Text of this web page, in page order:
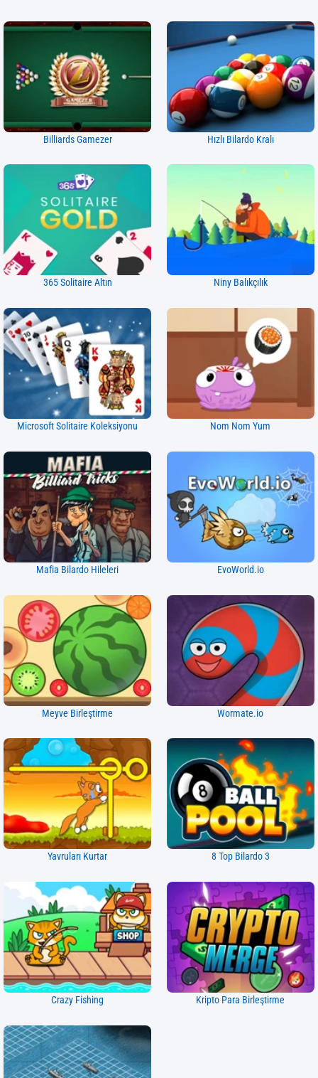
Billiards Gamezer Hızlı Bilardo Kralı
365 Solitaire Altın Niny Balıkçılık
Microsoft Solitaire Koleksiyonu Nom Nom Yum
Mafia Bilardo Hileleri EvoWorld.io
Meyve Birleştirme Wormate.io
Yavruları Kurtar 8 Top Bilardo 3
Crazy Fishing Kripto Para Birleştirme